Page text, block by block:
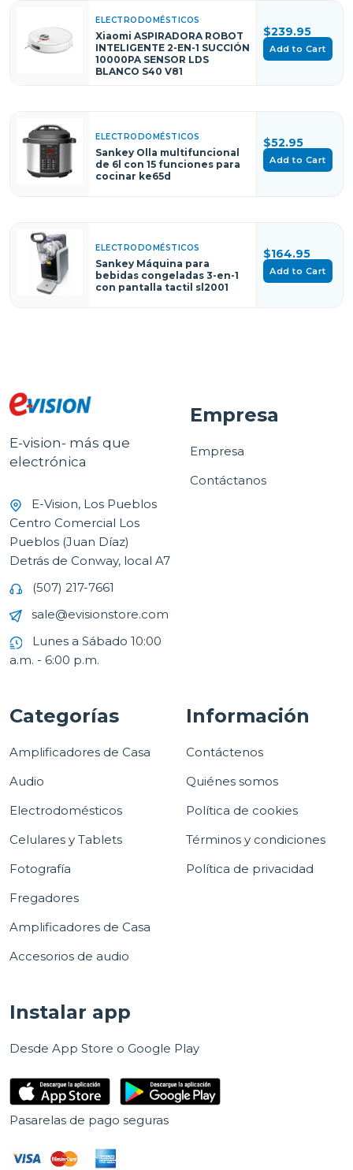
ELECTRODOMÉSTICOS
Xiaomi ASPIRADORA ROBOT
INTELIGENTE 2-EN-1 SUCCIÓN
10000PA SENSOR LDS
BLANCO S40 V81
$239.95
Add to Cart
ELECTRODOMÉSTICOS
Sankey Olla multifuncional
de 6l con 15 funciones para
cocinar ke65d
$52.95
Add to Cart
ELECTRODOMÉSTICOS
Sankey Máquina para
bebidas congeladas 3-en-1
con pantalla tactil sl2001
$164.95
Add to Cart
E-vision- más que
electrónica
E-Vision, Los Pueblos
Centro Comercial Los
Pueblos (Juan Díaz)
Detrás de Conway, local A7
(507) 217-7661
sale@evisionstore.com
Lunes a Sábado 10:00
a.m. - 6:00 p.m.
Empresa
Empresa
Contáctanos
Categorías
Amplificadores de Casa
Audio
Electrodomésticos
Celulares y Tablets
Fotografía
Fregadores
Amplificadores de Casa
Accesorios de audio
Información
Contáctenos
Quiénes somos
Política de cookies
Términos y condiciones
Política de privacidad
Instalar app
Desde App Store o Google Play
Pasarelas de pago seguras